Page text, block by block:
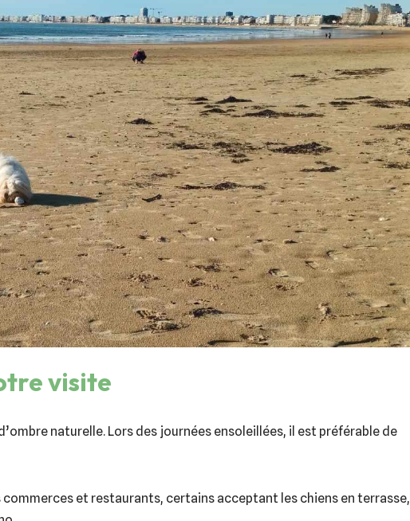
visite
naturelle. Lors des journées ensoleillées, il est préférable de
et restaurants, certains acceptant les chiens en terrasse,